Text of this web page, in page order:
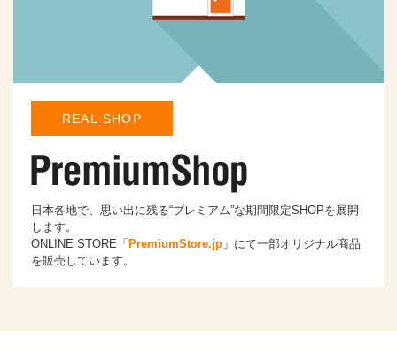
REAL SHOP
日本各地で、思い出に残る“プレミアム”な期間限定SHOPを展開
します。
ONLINE STORE「PremiumStore.jp 」にて一部オリジナル商品
を販売しています。